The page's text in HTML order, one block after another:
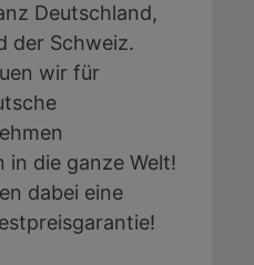
Deutschland,
der Schweiz.
wir für
in die ganze Welt!
dabei eine